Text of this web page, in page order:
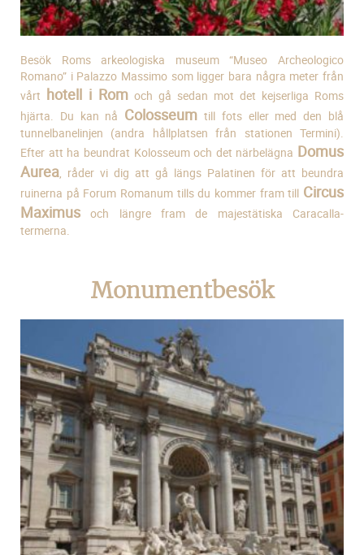
Besök Roms arkeologiska museum “Museo Archeologico
Romano” i Palazzo Massimo som ligger bara några meter från
vårt hotell i Rom och gå sedan mot det kejserliga Roms
hjärta. Du kan nå Colosseum till fots eller med den blå
tunnelbanelinjen (andra hållplatsen från stationen Termini).
Efter att ha beundrat Kolosseum och det närbelägna Domus
Aurea , råder vi dig att gå längs Palatinen för att beundra
ruinerna på Forum Romanum tills du kommer fram till Circus
Maximus och längre fram de majestätiska Caracalla-
termerna.
Monumentbesök